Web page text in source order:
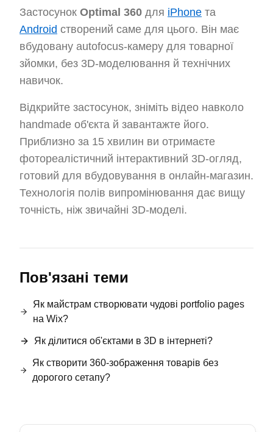
Застосунок Optimal 360 для iPhone та
Android створений саме для цього. Він має
вбудовану autofocus-камеру для товарної
зйомки, без 3D-моделювання й технічних
навичок.
Відкрийте застосунок, зніміть відео навколо
handmade об'єкта й завантажте його.
Приблизно за 15 хвилин ви отримаєте
фотореалістичний інтерактивний 3D-огляд,
готовий для вбудовування в онлайн-магазин.
Технологія полів випромінювання дає вищу
точність, ніж звичайні 3D-моделі.
Пов'язані теми
Як майстрам створювати чудові portfolio pages
на Wix?
Як ділитися об'єктами в 3D в інтернеті?
Як створити 360-зображення товарів без
дорогого сетапу?